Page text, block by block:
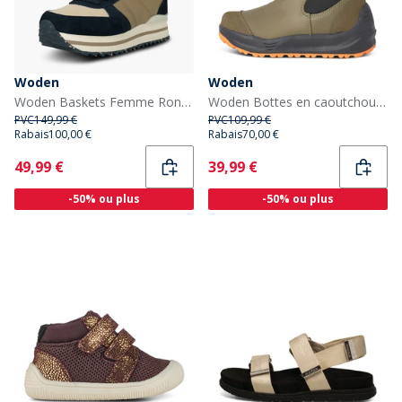
Woden
Woden Baskets Femme Ronja Plateau 154 Navy Multi
PVC149,99 €
Rabais100,00 €
Current
49,99 €
-50% ou plus
Woden
Woden Bottes en caoutchouc Silja Enfant Woden 295 Dark Olive
PVC109,99 €
Rabais70,00 €
Current
39,99 €
-50% ou plus